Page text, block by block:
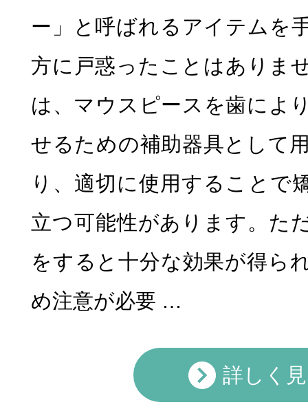
虫歯治療
歯周病治療 予防歯科
ー」と呼ばれるアイテムを
方に戸惑ったことはありま
は、マウスピースを歯によ
せるための補助器具として
り、適切に使用することで
立つ可能性があります。た
をすると十分な効果が得ら
め注意が必要 …
詳しく